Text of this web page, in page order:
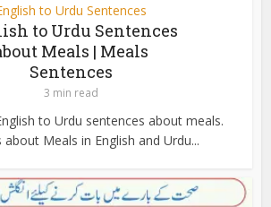
to Urdu Sentences
to Urdu Sentences
Meals | Meals
Sentences
3 min read
to Urdu sentences about meals.
about Meals in English and Urdu...